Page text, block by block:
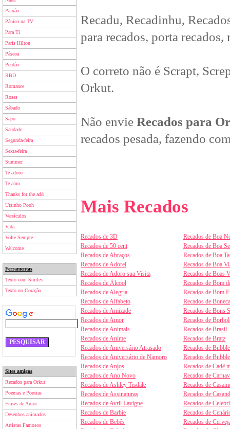
Paixão
Pânico na TV
Para Ti
Paris Hilton
Páscoa
Perdão
RBD
Romance
Roses
Sábado
Sapo
Saudade
Segunda-feira
Sexta-feira
Summer
Te adoro
Te amo
Thanks for the add
Ursinho Pooh
Versículos
Vida
Volte Sempre
Welcome
Ferramentas
Texto com Smiles
Texto no Coração
Sites amigos
Recados para Orkut
Poemas e Poesias
Frases de Amor
Desenhos animados
Artistas Famosos
Recadu, Recadinhu,
para recados, porta
O correto não é Scrapt,
Orkut.
Não envie Recados para
recados pesada, fazendo
Mais Recados
Recados de 3D
Recados de 50 cent
Recados de Abraços
Recados de Adorei
Recados de Adoro sua Visita
Recados de Álcool
Recados de Alegria
Recados de Alfabeto
Recados de Amizade
Recados de Amor
Recados de Animais
Recados de Anime
Recados de Aniversário Atrasado
Recados de Aniversário de Namoro
Recados de Anjos
Recados de Ano Novo
Recados de Ashley Tisdale
Recados de Assinaturas
Recados de Avril Lavigne
Recados de Barbie
Recados de Bebês
Recados de Boa
Recados de Boa
Recados de Boa
Recados de Boa
Recados de Boas
Recados de Bom
Recados de Bom
Recados de
Recados de Bons
Recados de
Recados de Brasil
Recados de Bratz
Recados de
Recados de
Recados de Cadê
Recados de
Recados de
Recados de
Recados de
Recados de
Recados de